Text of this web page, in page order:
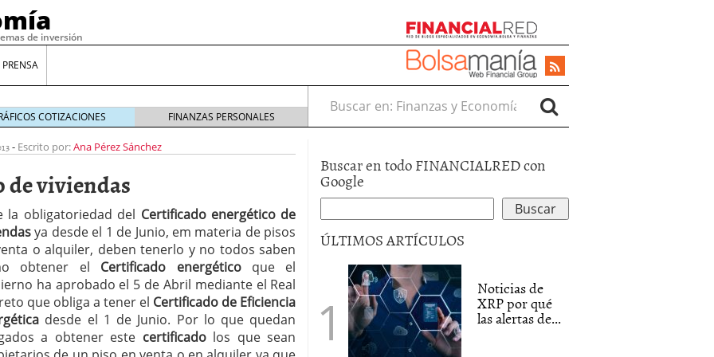
de inversión
¿Por qué el Préstamo Promotor privado
12 de diciembre de 2025
aprovechar esta opción para gestionar tus
de 2025
es una decisión financiera: cómo anticiparte
COTIZACIONES FINANZAS PERSONALES
Buscar en:
- Escrito por:Ana Pérez Sánchez
viviendas
la obligatoriedad del Certificado energético de
ya desde el 1 de Junio, em materia de pisos
o alquiler, deben tenerlo y no todos saben
obtener el Certificado energéticoque el
ha aprobado el 5 de Abril mediante el Real
que obliga a tener el Certificado de Eficiencia
desde el 1 de Junio. Por lo que quedan
a obtener este certificadolos que sean
Buscar en todo FINANCIALRED con
Google
ÚLTIMOS ARTÍCULOS
Noticias de
XRP por qué
las alertas de...